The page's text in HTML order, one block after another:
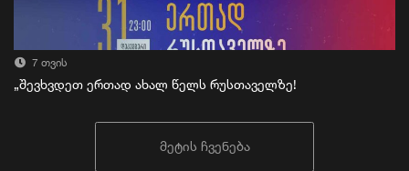
7 თვის
„შევხვდეთ ერთად ახალ წელს რუსთაველზე!
მეტის ჩვენება